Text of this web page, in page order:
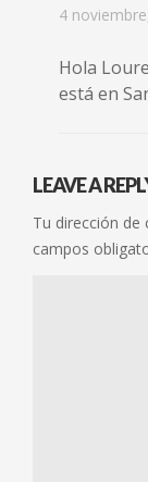
4
Hola
está en
LEAVE A
Tu dirección de
campos